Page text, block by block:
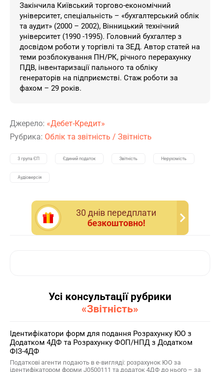
Закінчила Київський торгово-економічний
університет, спеціальність – «бухгалтерський облік
та аудит» (2000 – 2002), Вінницький технічний
університет (1990 -1995). Головний бухгалтер з
досвідом роботи у торгівлі та ЗЕД. Автор статей на
теми розблокування ПН/РК, річного перерахунку
ПДВ, інвентаризації пального та обліку
генераторів на підприємстві. Стаж роботи за
фахом – 29 років.
Джерело: «Дебет-Кредит»
Рубрика: Облік та звітність / Звітність
3 група ЄП Єдиний податок Звітність Нерухомість
Аудіоверсія
30 днiв передплати
безкоштовно!
Усі консультації рубрики
«Звітність»
Ідентифікатори форм для подання Розрахунку ЮО з
Додатком 4ДФ та Розрахунку ФОП/НПД з Додатком
ФІЗ-4ДФ
Податкові агенти подають в е-вигляді: розрахунок ЮО за
ідентифікатором форми J0500111 та додаток 4ДФ до нього – за